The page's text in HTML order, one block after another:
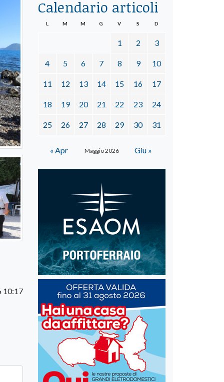
10:17
Calendario articoli
Maggio 2026
L M M G V S D
1 2 3
4 5 6 7 8 9 10
11 12 13 14 15 16 17
18 19 20 21 22 23 24
25 26 27 28 29 30 31
« Apr Giu »